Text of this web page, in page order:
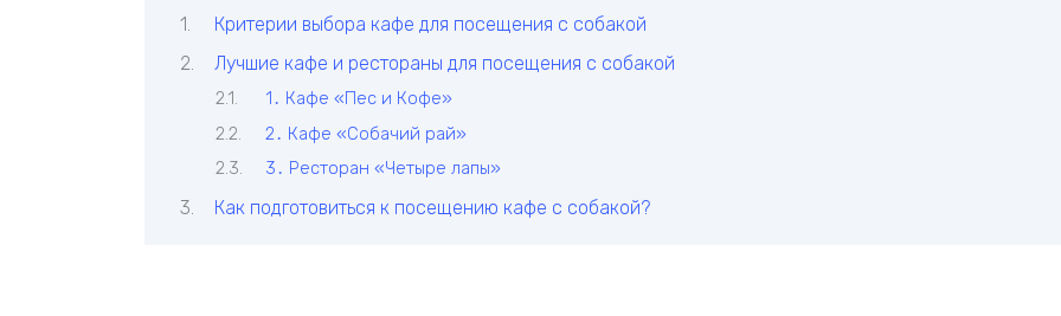
Критерии выбора кафе для посещения с собакой
Лучшие кафе и рестораны для посещения с собакой
1․ Кафе «Пес и Кофе»
2․ Кафе «Собачий рай»
3․ Ресторан «Четыре лапы»
Как подготовиться к посещению кафе с собакой?